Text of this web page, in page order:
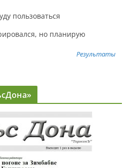
пользоваться
но планирую
Результаты